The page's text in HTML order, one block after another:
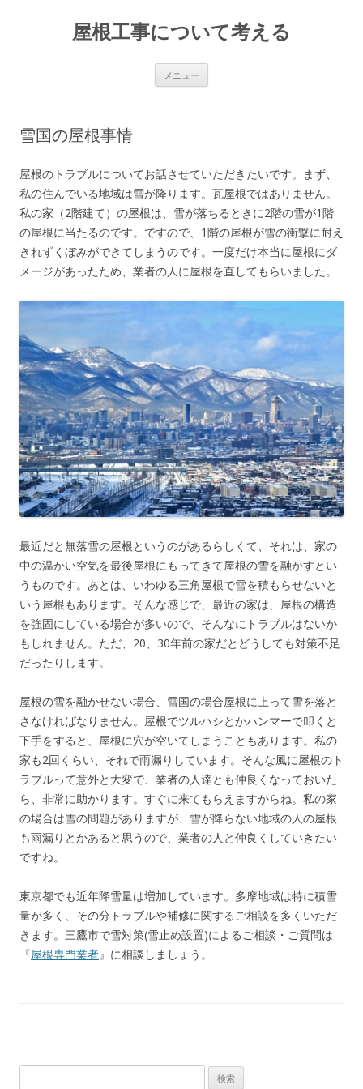
屋根工事について考える
メニュー
雪国の屋根事情
屋根のトラブルについてお話させていただきたいです。まず、
私の住んでいる地域は雪が降ります。瓦屋根ではありません。
私の家（2階建て）の屋根は、雪が落ちるときに2階の雪が1階
の屋根に当たるのです。ですので、1階の屋根が雪の衝撃に耐え
きれずくぼみができてしまうのです。一度だけ本当に屋根にダ
メージがあったため、業者の人に屋根を直してもらいました。
最近だと無落雪の屋根というのがあるらしくて、それは、家の
中の温かい空気を最後屋根にもってきて屋根の雪を融かすとい
うものです。あとは、いわゆる三角屋根で雪を積もらせないと
いう屋根もあります。そんな感じで、最近の家は、屋根の構造
を強固にしている場合が多いので、そんなにトラブルはないか
もしれません。ただ、20、30年前の家だとどうしても対策不足
だったりします。
屋根の雪を融かせない場合、雪国の場合屋根に上って雪を落と
さなければなりません。屋根でツルハシとかハンマーで叩くと
下手をすると、屋根に穴が空いてしまうこともあります。私の
家も2回くらい、それで雨漏りしています。そんな風に屋根のト
ラブルって意外と大変で、業者の人達とも仲良くなっておいた
ら、非常に助かります。すぐに来てもらえますからね。私の家
の場合は雪の問題がありますが、雪が降らない地域の人の屋根
も雨漏りとかあると思うので、業者の人と仲良くしていきたい
ですね。
東京都でも近年降雪量は増加しています。多摩地域は特に積雪
量が多く、その分トラブルや補修に関するご相談を多くいただ
きます。三鷹市で雪対策(雪止め設置)によるご相談・ご質問は
『屋根専門業者』に相談しましょう。